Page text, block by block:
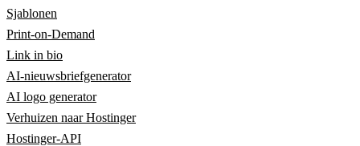
Sjablonen
Print-on-Demand
Link in bio
AI-nieuwsbriefgenerator
AI logo generator
Verhuizen naar Hostinger
Hostinger-API